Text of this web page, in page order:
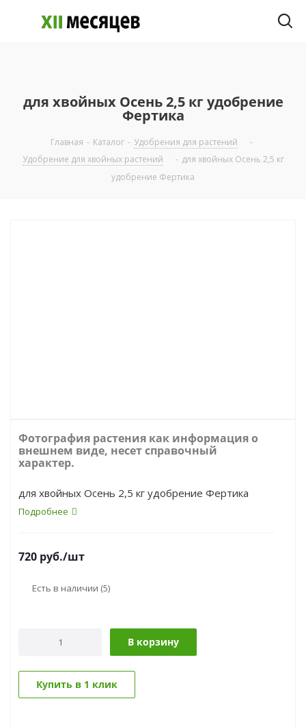
для хвойных Осень 2,5 кг удобрение
Фертика
Главная - Каталог - Удобрения для растений
-
Удобрение для хвойных растений
- для хвойных Осень 2,5 кг
удобрение Фертика
Фотография растения как информация о
внешнем виде, несет справочный
характер.
для хвойных Осень 2,5 кг удобрение Фертика
Подробнее
720 руб./шт
Есть в наличии (5)
В корзину
Купить в 1 клик